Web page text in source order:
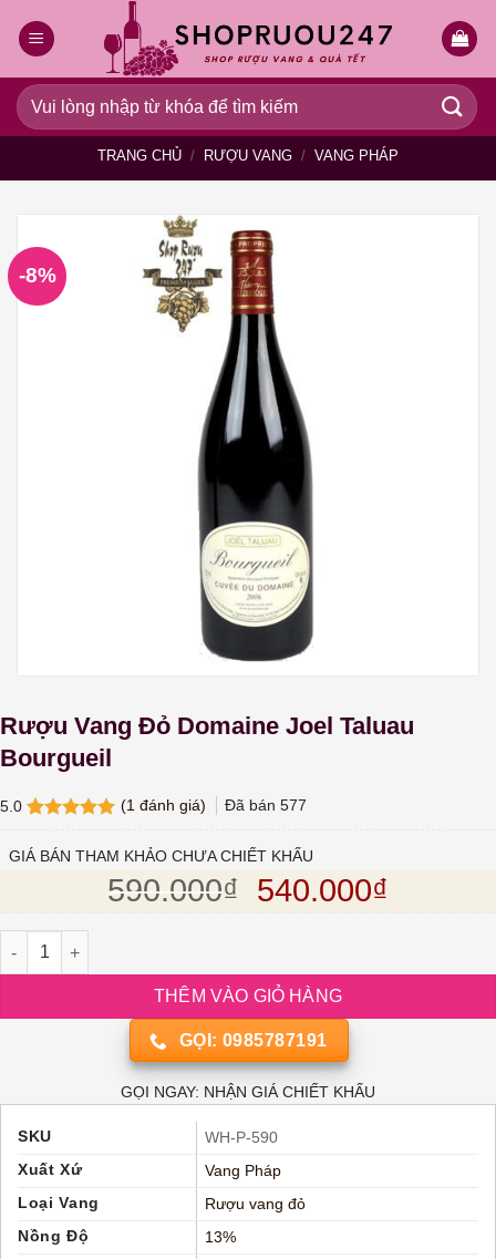
qua
dung
Tìm
kiếm:
TRANG CHỦ / RƯỢU VANG / VANG PHÁP
-8%
Rượu Vang Đỏ Domaine Joel Taluau
Bourgueil
5.0
dựa trên
(1 đánh giá) Đã bán 577
GIÁ BÁN THAM KHẢO CHƯA CHIẾT KHẤU
590.000₫ Giá gốc là:
540.000₫
Rượu Vang Đỏ Domaine Joel Taluau Bourgueil số lượng
THÊM VÀO GIỎ HÀNG
GỌI: 0985787191
GỌI NGAY: NHẬN GIÁ CHIẾT KHẤU
SKU
WH-P-590
Xuất Xứ
Vang Pháp
Loại Vang
Rượu vang đỏ
Nồng Độ
13%